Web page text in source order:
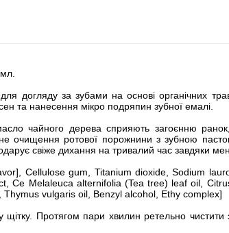
догляду за зубами на основі органічних трав
та нанесення мікро подряпин зубної емалі.
чайного дерева сприяють загоєнню
очищення ротової порожнини з зубною
свіже дихання на тривалий час завдяки
Cellulose gum, Titanium dioxide, Sodium
Ce Melaleuca alternifolia (Tea tree) leaf oil,
vulgaris oil, Benzyl alcohol, Ethy complex]
щітку. Протягом пари хвилин ретельно